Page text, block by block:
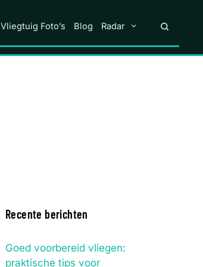
Vliegtuig Foto’s Blog Radar
Recente berichten
Goed voorbereid vliegen:
praktische tips voor